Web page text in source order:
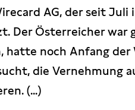
AG, der seit Juli
Der Österreicher war
hatte noch Anfang der
die Vernehmung
(...)